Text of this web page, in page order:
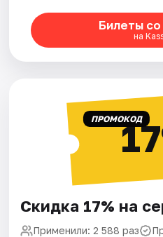
Билеты
на
ПРОМОКОД
Скидка 17% на
Применили: 2 588 раз